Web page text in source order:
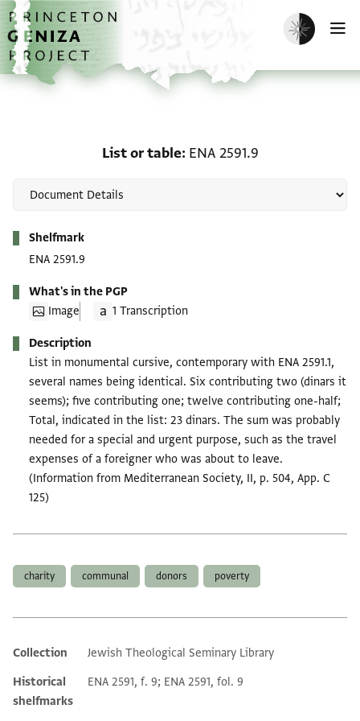
Skip to main content
home
Enable dark
List or table ENA 2591.9
Shelfmark
ENA 2591.9
What's in the PGP
Image
1 Transcription
Description
List in monumental cursive, contemporary with ENA 2591.1,
several names being identical. Six contributing two (dinars it
seems); five contributing one; twelve contributing one-half;
Total, indicated in the list: 23 dinars. The sum was probably
needed for a special and urgent purpose, such as the travel
expenses of a foreigner who was about to leave.
(Information from Mediterranean Society, II, p. 504, App. C
125)
charity communal donors poverty
Additional metadata
Collection
Jewish Theological Seminary Library
Historical
shelfmarks
ENA 2591, f. 9; ENA 2591, fol. 9